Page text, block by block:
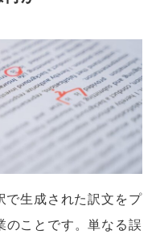
で生成された訳文をプ
のことです。単なる誤